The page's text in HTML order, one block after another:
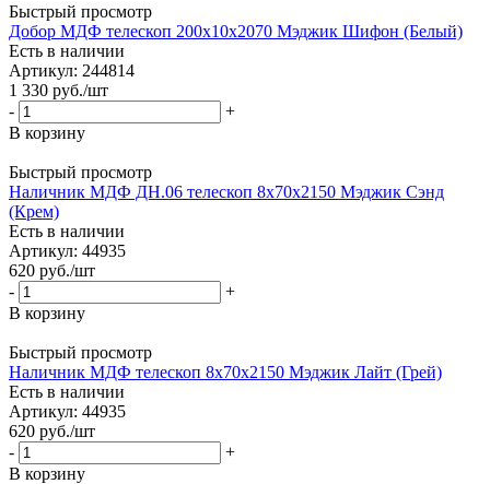
Быстрый просмотр
Добор МДФ телескоп 200х10х2070 Мэджик Шифон (Белый)
Есть в наличии
Артикул: 244814
1 330 руб./шт
-
+
В корзину
Быстрый просмотр
Наличник МДФ ДН.06 телескоп 8х70х2150 Мэджик Сэнд
(Крем)
Есть в наличии
Артикул: 44935
620 руб./шт
-
+
В корзину
Быстрый просмотр
Наличник МДФ телескоп 8х70х2150 Мэджик Лайт (Грей)
Есть в наличии
Артикул: 44935
620 руб./шт
-
+
В корзину